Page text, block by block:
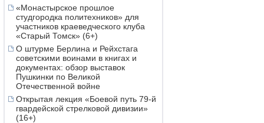
«Монастырское прошлое
студгородка политехников» для
участников краеведческого клуба
«Старый Томск» (6+)
О штурме Берлина и Рейхстага
советскими воинами в книгах и
документах: обзор выставок
Пушкинки по Великой
Отечественной войне
Открытая лекция «Боевой путь 79-й
гвардейской стрелковой дивизии»
(16+)